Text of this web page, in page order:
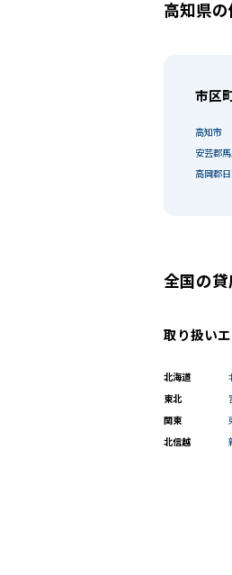
高知県
市区
高知市
安芸郡
高岡郡
全国の
取り扱い
北海道
東北
関東
北信越